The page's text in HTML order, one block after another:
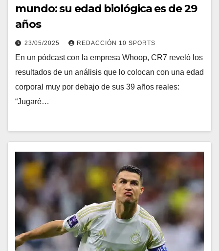
mundo: su edad biológica es de 29
años
23/05/2025 REDACCIÓN 10 SPORTS
En un pódcast con la empresa Whoop, CR7 reveló los
resultados de un análisis que lo colocan con una edad
corporal muy por debajo de sus 39 años reales:
“Jugaré…